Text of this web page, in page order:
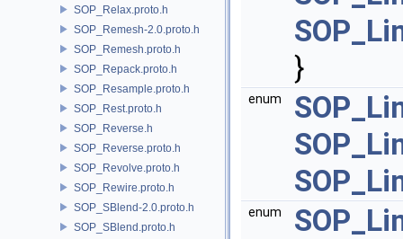
SOP_Relax.proto.h
SOP_Remesh-2.0.proto.h
SOP_Remesh.proto.h
SOP_Repack.proto.h
SOP_Resample.proto.h
SOP_Rest.proto.h
SOP_Reverse.h
SOP_Reverse.proto.h
SOP_Revolve.proto.h
SOP_Rewire.proto.h
SOP_SBlend-2.0.proto.h
SOP_SBlend.proto.h
}
enum
enum